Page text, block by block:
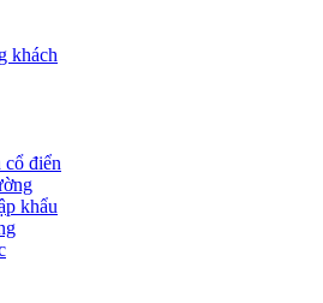
khách
cổ điển
khẩu